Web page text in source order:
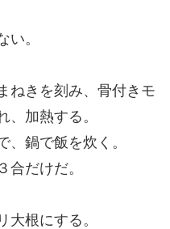
い。
ねきを刻み、骨付きモ
、加熱する。
、鍋で飯を炊く。
合だけだ。
大根にする。